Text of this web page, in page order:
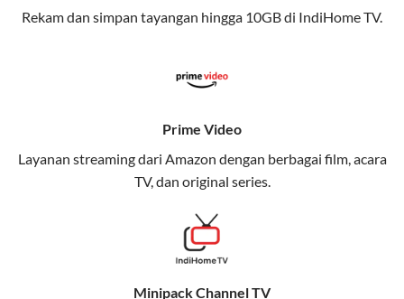
teknologi jaringan tertentu, sehingga bisa menikmati
Keunggulan Telkomsel One
Nikmati kecepatan internet super cepat untuk
streaming, gaming, dan bekerja dari rumah.
Memudahkan Anda dalam mengelola jaringan dan
meningkatkan keamanan.
Kuota Keluarga
Rekam dan simpan tayangan hingga 10GB di IndiHome TV.
Prime Video
Layanan streaming dari Amazon dengan berbagai film, acara
TV, dan original series.
Minipack Channel TV